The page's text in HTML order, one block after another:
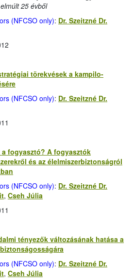
25 évből
(NFCSO only): Dr. Szeitzné Dr.
törekvések a kampilo­
(NFCSO only): Dr. Szeitzné Dr.
fogyasztó? A fogyasztók
és az élelmiszerbiztonságról
(NFCSO only): Dr. Szeitzné Dr.
, Cseh Júlia
tényezők változásának hatása a
(NFCSO only): Dr. Szeitzné Dr.
, Cseh Júlia